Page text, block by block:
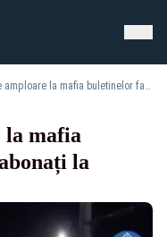
Percheziții de amploare la mafia buletinelor false. Rușii, abonați la documente românești
la mafia
la